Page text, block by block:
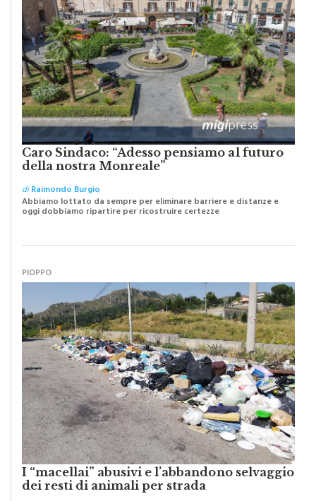
Caro Sindaco: “Adesso pensiamo al futuro
della nostra Monreale”
diRaimondo Burgio
Abbiamo lottato da sempre per eliminare barriere e distanze e
oggi dobbiamo ripartire per ricostruire certezze
PIOPPO
I “macellai” abusivi e l’abbandono selvaggio
dei resti di animali per strada